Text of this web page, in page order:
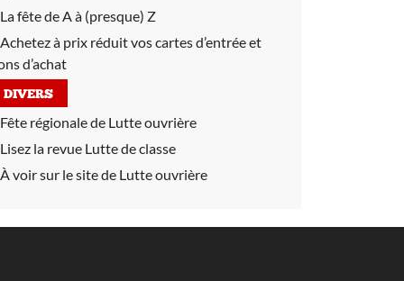
La fête de A à (presque) Z
Achetez à prix réduit vos cartes d’entrée et
d’achat
DIVERS
Fête régionale de Lutte ouvrière
Lisez la revue Lutte de classe
À voir sur le site de Lutte ouvrière